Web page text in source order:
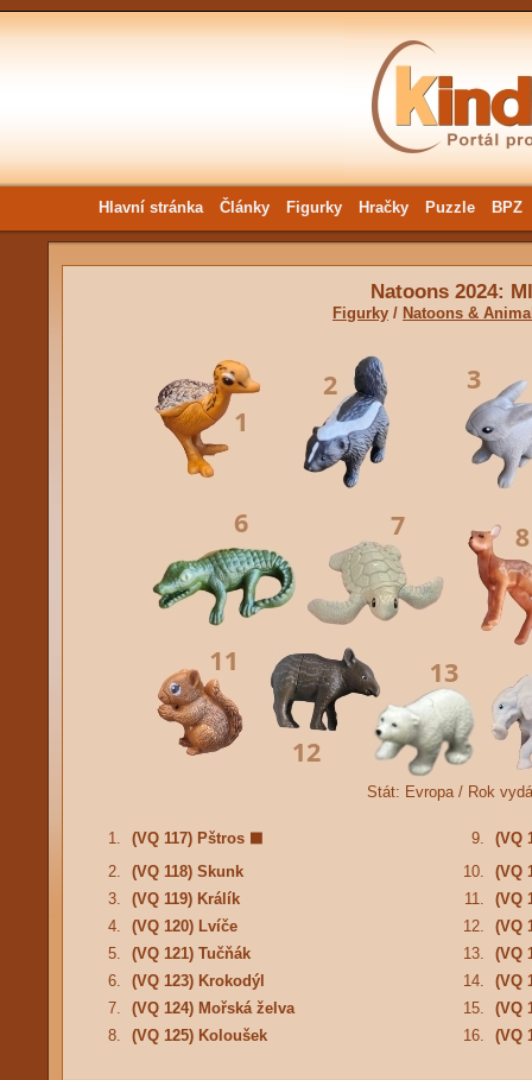
Hlavní stránka Články Figurky Hračky Puzzle BPZ
Natoons 2024:
Figurky / Natoons &
Stát: Evropa / Rok
1. (VQ 117) Pštros 9.
(VQ
2.
(VQ 118) Skunk 10.
(VQ
3.
(VQ 119) Králík 11.
(VQ
4.
(VQ 120) Lvíče 12.
(VQ
5.
(VQ 121) Tučňák 13.
(VQ
6.
(VQ 123) Krokodýl 14.
(VQ
7.
(VQ 124) Mořská želva 15.
(VQ
8.
(VQ 125) Koloušek 16. (VQ